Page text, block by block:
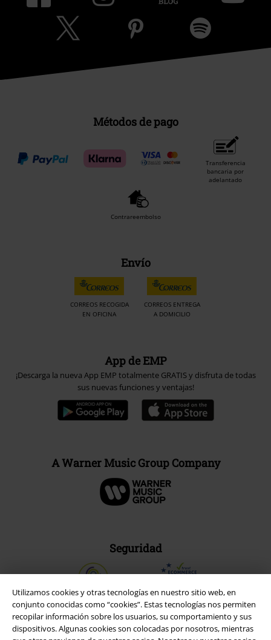
Utilizamos cookies y otras tecnologías en nuestro sitio web, en
conjunto conocidas como “cookies”. Estas tecnologías nos permiten
recopilar información sobre los usuarios, su comportamiento y sus
dispositivos. Algunas cookies son colocadas por nosotros, mientras
Métodos de pago
Transferencia
bancaria por
adelantado
Contrareembolso
Envío
CORREOS RECOGIDA
EN OFICINA
CORREOS ENTREGA
A DOMICILIO
App de EMP
¡Descarga la nueva App EMP totalmente GRATIS y disfruta de todas
sus nuevas funciones y ventajas!
A Warner Music Group Company
Seguridad